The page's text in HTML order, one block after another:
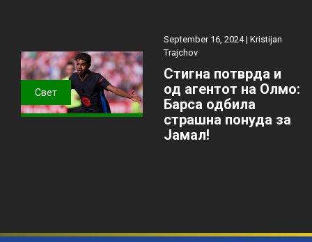
Свет
September 16, 2024 | Kristijan
Trajchov
Стигна потврда и
од агентот на Олмо:
Барса одбила
страшна понуда за
Јамал!